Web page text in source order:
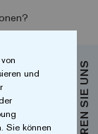
und
Sie können